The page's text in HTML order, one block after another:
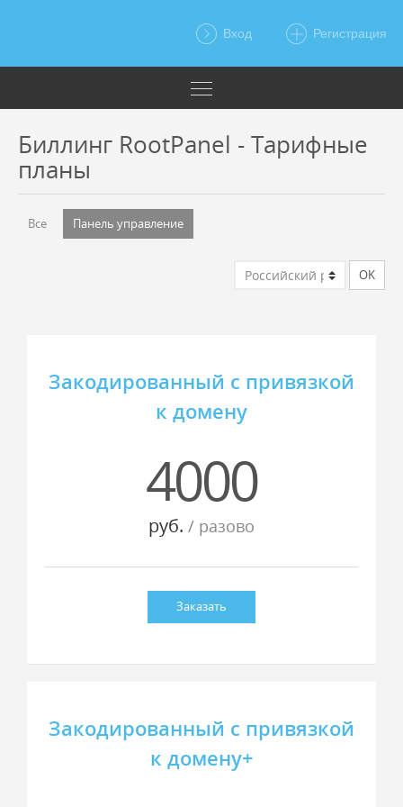
Вход Регистрация
Биллинг RootPanel - Тарифные
планы
Все Панель управление
Закодированный с привязкой
к домену
4000
руб. / разово
Заказать
Закодированный с привязкой
к домену+